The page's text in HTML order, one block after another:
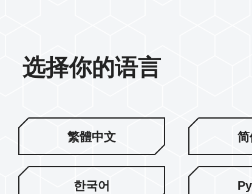
选择你的语言
繁體中文
한국어